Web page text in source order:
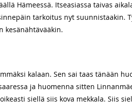
Hämeessä. Itseasiassa taivas
tarkoitus nyt suunnistaakin.
kesänähtävääkin.
kalaan. Sen sai taas tänään
ja huomenna sitten
siellä siis kova mekkala. Siis